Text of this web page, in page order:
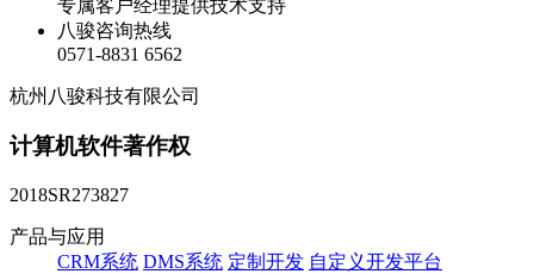
专属客户经理提供技术支持
八骏咨询热线
0571-8831 6562
杭州八骏科技有限公司
计算机软件著作权
2018SR273827
产品与应用
CRM系统 DMS系统 定制开发 自定义开发平台